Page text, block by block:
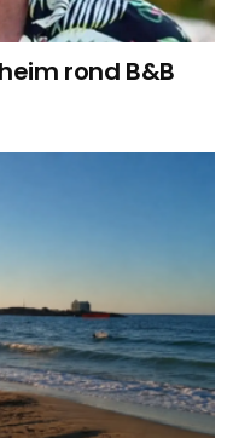
rond B&B